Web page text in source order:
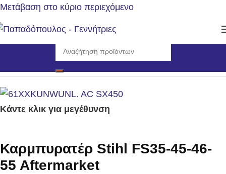
Μετάβαση στο κύριο περιεχόμενο
Αρχική σελίδα/Αναλώσιμα - Ανταλλακτικά/Καρμπυρατέρ
Κάντε κλικ για μεγέθυνση
Καρμπυρατέρ Stihl FS35-45-46-
55 Aftermarket